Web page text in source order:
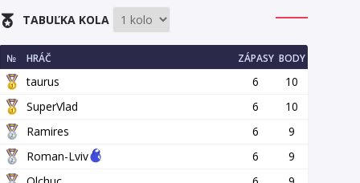
TABUĽKA KOLA
№ HRÁČ ZÁPASY BODY
taurus 6
10
SuperVlad
6
10
Ramires
6
9
Roman-Lviv
6
9